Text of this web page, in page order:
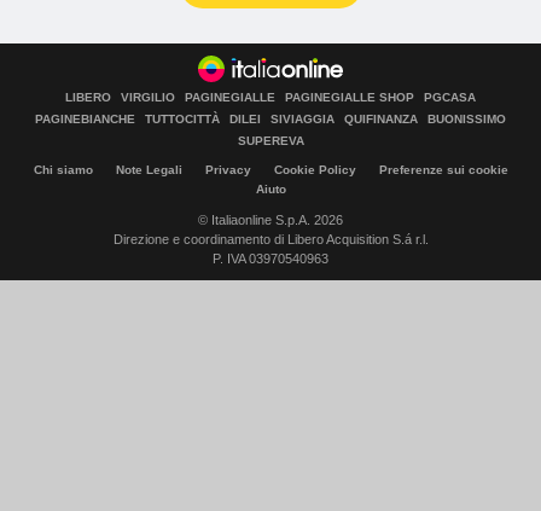
LIBERO VIRGILIO PAGINEGIALLE PAGINEGIALLE SHOP
PGCASA
PAGINEBIANCHE
TUTTOCITTÀ DILEI SIVIAGGIA QUIFINANZA
BUONISSIMO
SUPEREVA
Chi siamo Note Legali Privacy Cookie Policy
Preferenze sui cookie
Aiuto
© Italiaonline S.p.A. 2026
Direzione e coordinamento di Libero Acquisition S.á r.l.
P. IVA 03970540963